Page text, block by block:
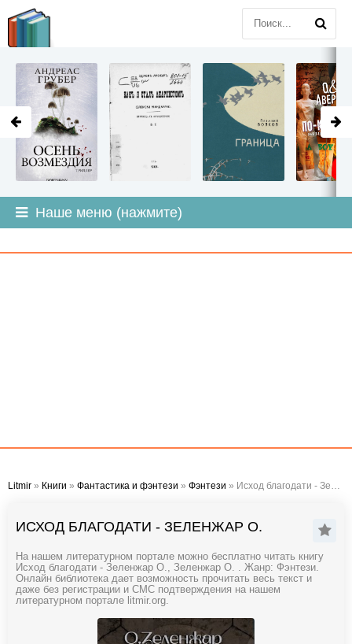
Наше меню (нажмите)
Litmir » Книги » Фантастика и фэнтези » Фэнтези » Исход благодати - Зеленжар О.
ИСХОД БЛАГОДАТИ - ЗЕЛЕНЖАР О.
На нашем литературном портале можно бесплатно читать книгу
Исход благодати - Зеленжар О., Зеленжар О. . Жанр: Фэнтези.
Онлайн библиотека дает возможность прочитать весь текст и
даже без регистрации и СМС подтверждения на нашем
литературном портале litmir.org.
LITMIR.ORG